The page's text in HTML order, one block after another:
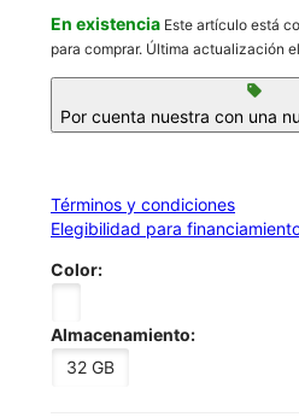
En existencia Este artículo está
para comprar. Última actualización
sell
Por cuenta nuestra con una
Términos y condiciones
Elegibilidad para
Color:
Almacenamiento:
32 GB